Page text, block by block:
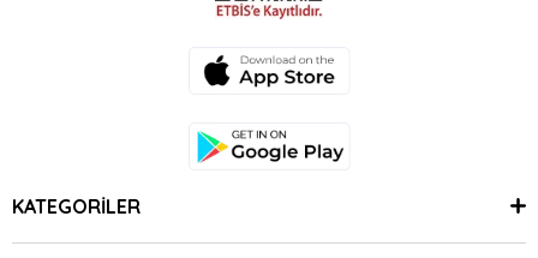
KATEGORİLER